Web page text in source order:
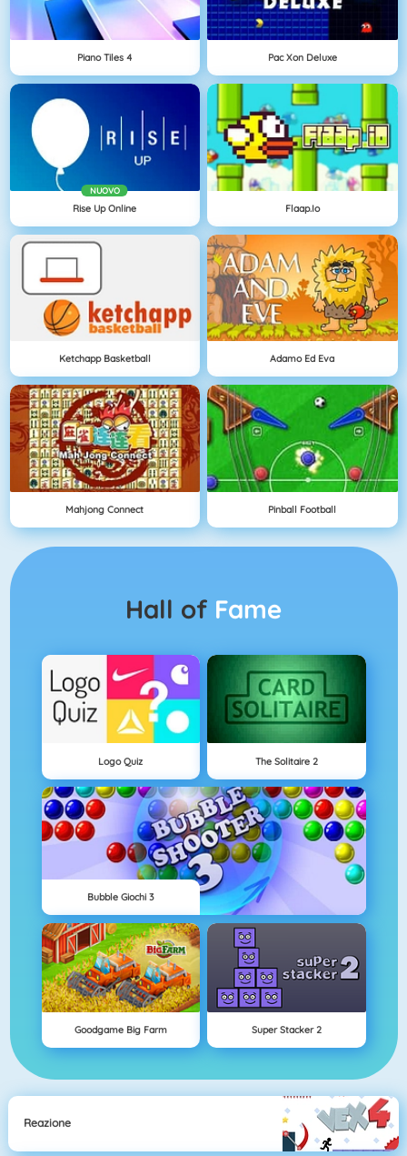
Piano Tiles 4 Pac Xon Deluxe
NUOVO
Rise Up Online Flaap.io
Ketchapp Basketball Adamo Ed Eva
Mahjong Connect Pinball Football
Hall of Fame
Logo Quiz The Solitaire 2
Bubble Giochi 3
Goodgame Big Farm Super Stacker 2
Reazione